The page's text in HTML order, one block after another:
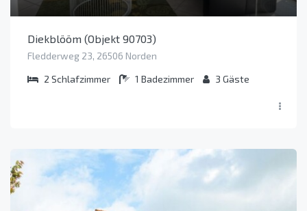
Diekblööm (Objekt 90703)
Fledderweg 23, 26506 Norden
2 Schlafzimmer 1 Badezimmer 3 Gäste